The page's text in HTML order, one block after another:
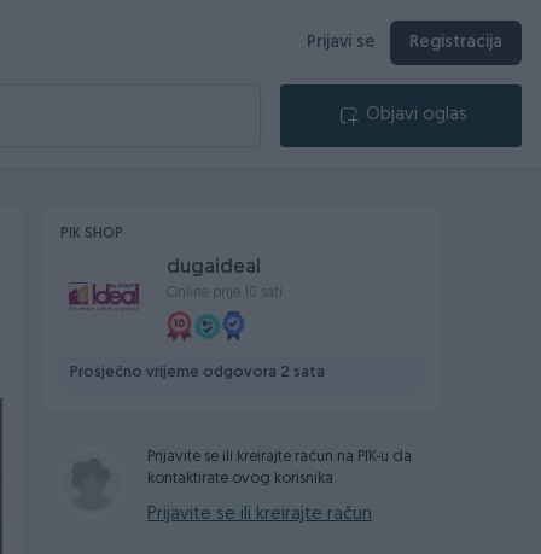
Prijavi se Registracija
Objavi oglas
PIK SHOP
dugaideal
Online prije 10 sati
Prosječno vrijeme odgovora 2 sata
Prijavite se ili kreirajte račun na PIK-u da
kontaktirate ovog korisnika.
Prijavite se ili kreirajte račun